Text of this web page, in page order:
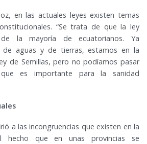
en las actuales leyes existen temas
“Se trata de que la ley
la mayoría de ecuatorianos. Ya
de aguas y de tierras, estamos en la
de Semillas, pero no podíamos pasar
es importante para la sanidad
a las incongruencias que existen en la
hecho que en unas provincias se